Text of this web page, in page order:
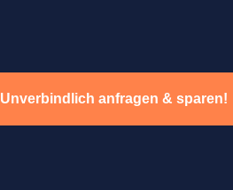
Unverbindlich anfragen & sparen!